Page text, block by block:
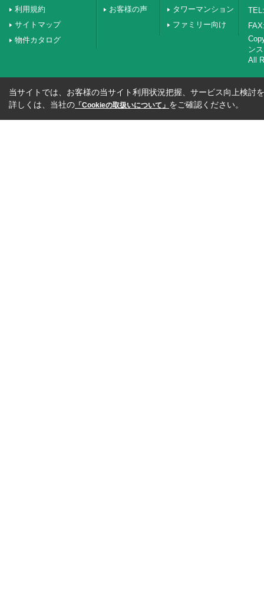
利用規約
サイトマップ
物件カタログ
お客様の声
タワーマンション
ファミリー向け
ンス
All
当サイトでは、お客様の当サイト利用状況把握、サービス向上検討
詳しくは、当社の 「Cookieの取扱いについて」 をご確認ください。